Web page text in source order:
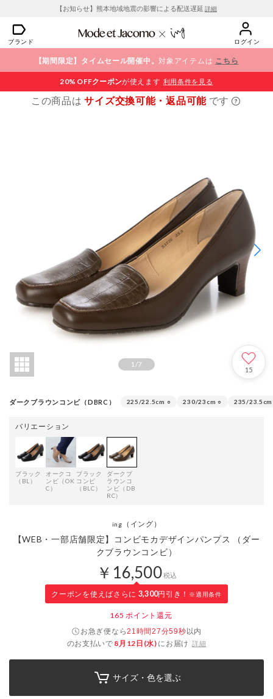
【お知らせ】熊本地域地震の影響による配送遅延 詳細
ブランド ログイン
【期間限定】タイムセール開催中。対象アイテムは こちら
20% OFFクーポンが使えます 利用条件を見る
この商品はサイズ交換可能・返品可能 です
1/7
15
ダークブラウンコンビ（DBRC） 225/22.5cm ○ 230/23cm ○ 235/23.5cm
バリエーション
ブラック
（BL）
オークコ
ンビ（OK
C）
ブラック
コンビ
（BLC）
ダークブ
ラウンコ
ンビ（DB
RC）
ing （イング）
【WEB・一部店舗限定】コンビモカデザインパンプス （ダー
クブラウンコンビ）
￥16,500税込
クーポンを使えばさらに 3,300円引き！ ※適用条件
165 ポイント還元
お急ぎ便なら21時間27分59秒以内
のお支払いで 8月12日(水) にお届け 詳細
サイズ・色を選ぶ